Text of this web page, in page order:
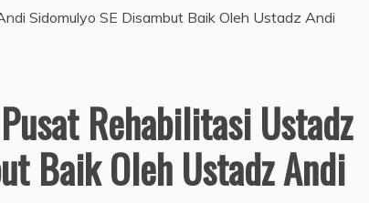
Rehabilitasi Ustadz
Baik Oleh Ustadz Andi